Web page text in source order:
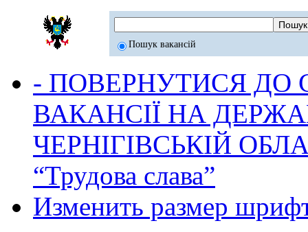
Пошук вакансій
- ПОВЕРНУТИСЯ ДО
ВАКАНСІЇ НА
ЧЕРНІГІВСЬКІЙ
“Трудова слава”
Изменить размер